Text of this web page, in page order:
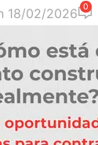
18/02/2026 0